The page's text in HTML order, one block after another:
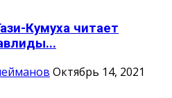
Кумуха читает
Октябрь 14, 2021